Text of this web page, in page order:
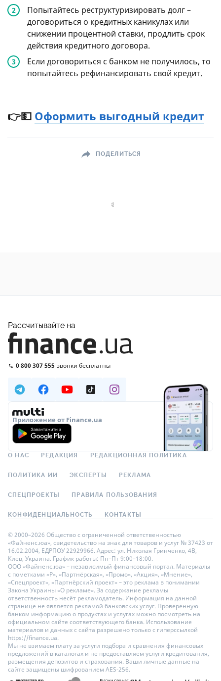
Попытайтесь реструктуризировать долг –
договориться о кредитных каникулах или
снижении процентной ставки, продлить срок
действия кредитного договора.
Если договориться с банком не получилось, то
попытайтесь рефинансировать свой кредит.
👉💵 Оформить выгодный кредит
ПОДЕЛИТЬСЯ
Рассчитывайте на
0 800 307 555 звонки бесплатны
Приложение от Finance.ua
О НАС РЕДАКЦИЯ РЕДАКЦИОННАЯ ПОЛИТИКА
ПОЛИТИКА ИИ ЭКСПЕРТЫ РЕКЛАМА
СПЕЦПРОЕКТЫ ПРАВИЛА ПОЛЬЗОВАНИЯ
КОНФИДЕНЦИАЛЬНОСТЬ КОНТАКТЫ
© 2000–2026 Общество с ограниченной ответственностью
«Файненс.юа», свидетельство на знак для товаров и услуг № 37423 от
16.02.2004, ЕДРПОУ 22929966. Адрес: ул. Николая Гринченко, 4В,
Киев, Украина. График работы: Пн–Пт 9:00–18:00.
ООО «Файненс.юа» – независимый финансовый портал. Материалы
с пометками «Р», «Партнёрская», «Промо», «Акция», «Мнение»,
«Спецпроект», «Партнёрский проект» – это реклама в понимании
Закона Украины «О рекламе». За содержание рекламы
ответственность несёт рекламодатель. Информация на данной
странице не является рекламой банковских услуг. Проверенную
банком информацию о продуктах и услугах можно посмотреть на
официальном сайте соответствующего банка. Использование
материалов и данных с сайта разрешено только с гиперссылкой
https://finance.ua.
Мы не взимаем плату за услуги подбора и сравнения финансовых
предложений в каталогах и не предоставляем услуги кредитования,
размещения депозитов и страхования. Ваши личные данные на
сайте защищены шифрованием AES-256.